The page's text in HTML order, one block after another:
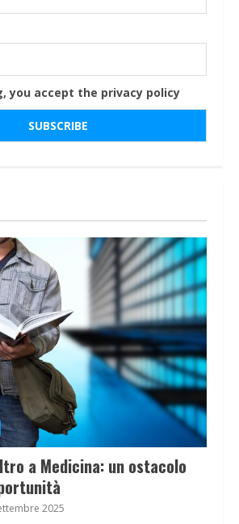
you accept the privacy policy
a Medicina: un ostacolo
2025